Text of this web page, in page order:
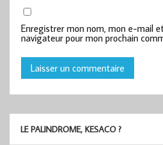
Enregistrer mon nom, mon e-mail
navigateur pour mon prochain
LE PALINDROME, KESACO ?